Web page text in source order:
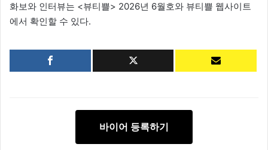
화보와 인터뷰는 <뷰티쁠> 2026년 6월호와 뷰티쁠 웹사이트
에서 확인할 수 있다.
바이어 등록하기